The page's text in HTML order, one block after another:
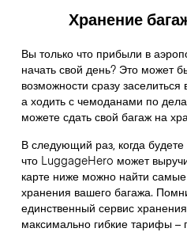
Хранение
Вы только что прибыли в
начать свой день? Это может
возможности сразу
а ходить с чемоданами по
можете сдать свой багаж на
В следующий раз, когда
что LuggageHero может
карте ниже можно найти
хранения вашего багажа.
единственный сервис
максимально гибкие тарифы –